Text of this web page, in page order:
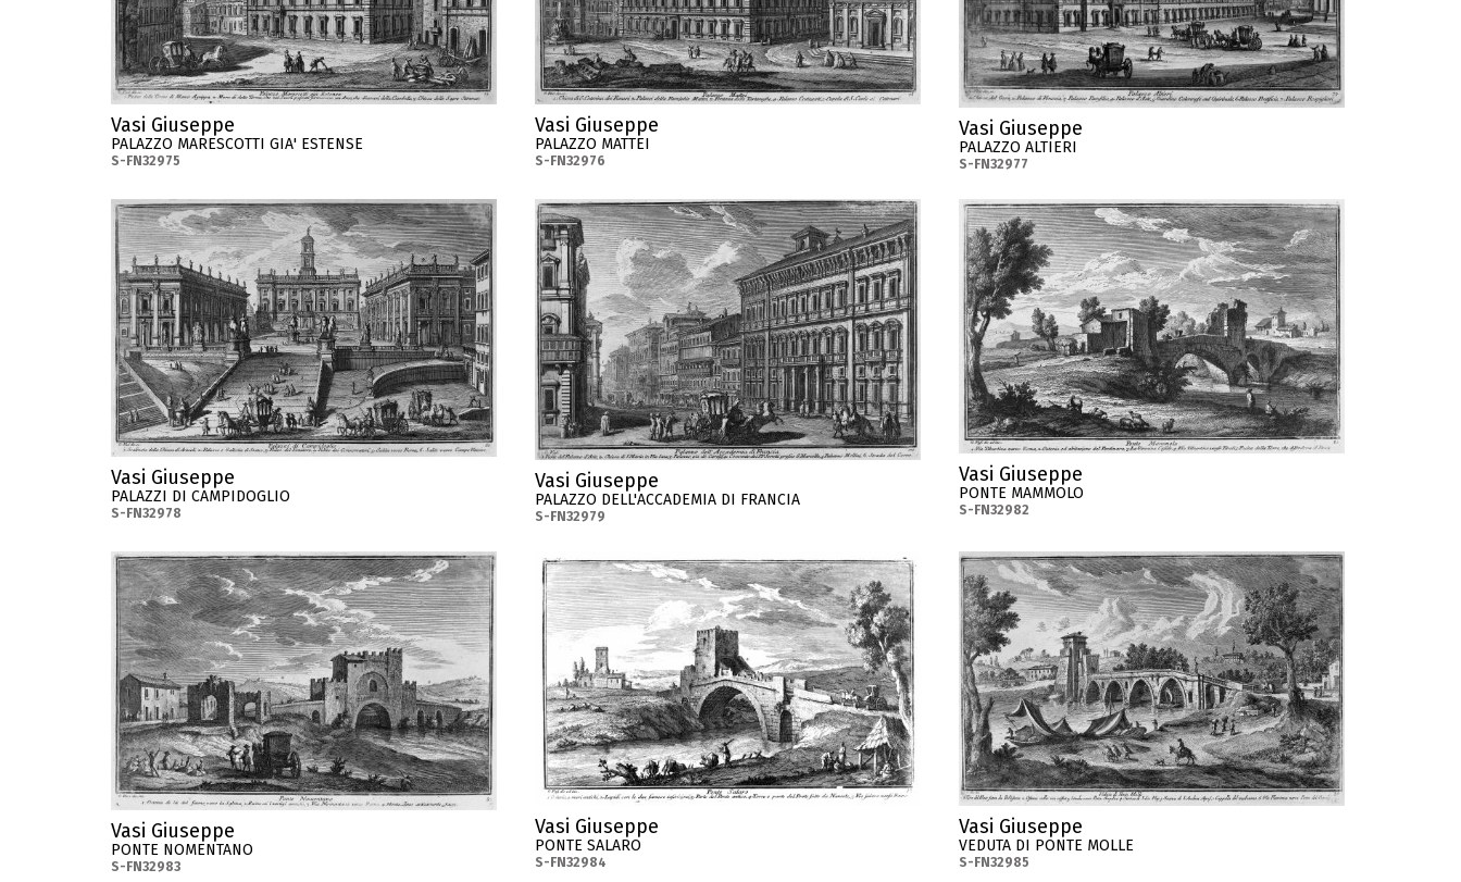
Vasi Giuseppe
PALAZZO MARESCOTTI GIA' ESTENSE
S-FN32975
Vasi Giuseppe
PALAZZO MATTEI
S-FN32976
Vasi Giuseppe
PALAZZO ALTIERI
S-FN32977
Vasi Giuseppe
PALAZZI DI CAMPIDOGLIO
S-FN32978
Vasi Giuseppe
PALAZZO DELL'ACCADEMIA DI FRANCIA
S-FN32979
Vasi Giuseppe
PONTE MAMMOLO
S-FN32982
Vasi Giuseppe
PONTE NOMENTANO
S-FN32983
Vasi Giuseppe
PONTE SALARO
S-FN32984
Vasi Giuseppe
VEDUTA DI PONTE MOLLE
S-FN32985